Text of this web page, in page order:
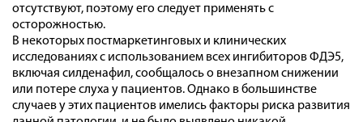
отсутствуют, поэтому его следует применять с
осторожностью.
В некоторых постмаркетинговых и клинических
исследованиях с использованием всех ингибиторов ФДЭ5,
включая силденафил, сообщалось о внезапном снижении
или потере слуха у пациентов. Однако в большинстве
случаев у этих пациентов имелись факторы риска развития